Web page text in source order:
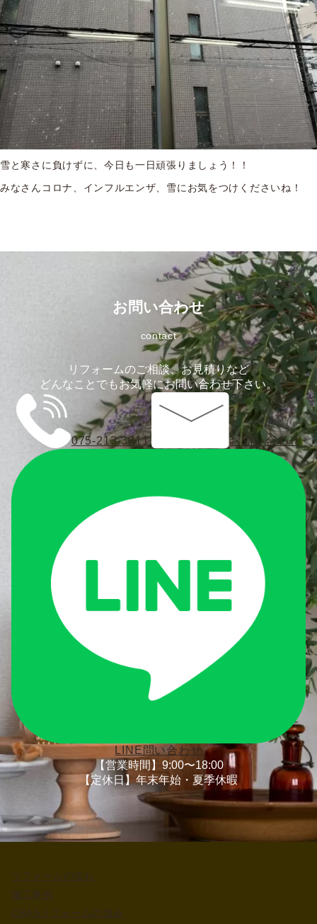
雪と寒さに負けずに、今日も一日頑張りましょう！！
みなさんコロナ、インフルエンザ、雪にお気をつけくださいね！
お問い合わせ
contact
リフォームのご相談、お見積りなど
どんなことでもお気軽にお問い合わせ下さい。
075-213-3811 お問い合わせ
LINE問い合わせ
【営業時間】9:00〜18:00
【定休日】年末年始・夏季休暇
リフォームの流れ
CRASリフォームの強み
施工事例